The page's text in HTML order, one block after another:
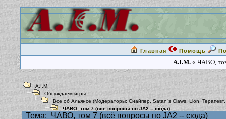
Главная Помощь
A.I.M. « ЧАВО,
A.I.M.
Обсуждаем игры
Все об Альянсе (Модераторы: Снайпер, Satan`s Claws,Lion ,Терапевт
ЧАВО, том 7 (всё вопросы по JA2 -- сюда)
Тема: ЧАВО, том 7 (всё вопросы по JA2 -- сюда)